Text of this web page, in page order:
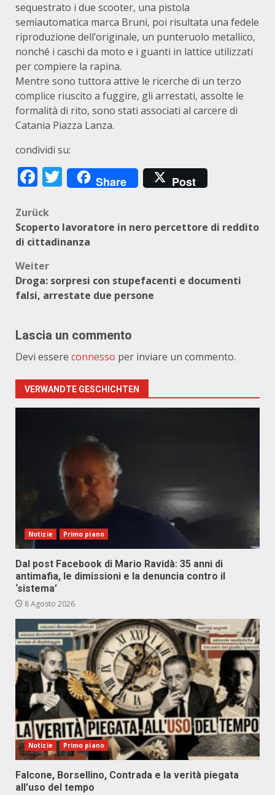
sequestrato i due scooter, una pistola
semiautomatica marca Bruni, poi risultata una fedele
riproduzione dell’originale, un punteruolo metallico,
nonché i caschi da moto e i guanti in lattice utilizzati
per compiere la rapina.
Mentre sono tuttora attive le ricerche di un terzo
complice riuscito a fuggire, gli arrestati, assolte le
formalità di rito, sono stati associati al carcere di
Catania Piazza Lanza.
condividi su:
Facebook
Twitter
Share Post
Beitragsnavigation
Zurück
Scoperto lavoratore in nero percettore di reddito
di cittadinanza
Weiter
Droga: sorpresi con stupefacenti e documenti
falsi, arrestate due persone
Lascia un commento
Devi essere connesso per inviare un commento.
VERWANDTE GESCHICHTEN
Notizie Primo piano
Dal post Facebook di Mario Ravidà: 35 anni di
antimafia, le dimissioni e la denuncia contro il
‘sistema’
8 Agosto 2026
Notizie Primo piano
Falcone, Borsellino, Contrada e la verità piegata
all’uso del tempo